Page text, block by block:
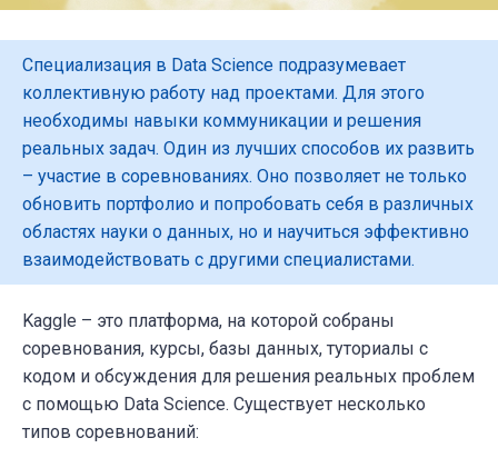
Специализация в Data Science подразумевает
коллективную работу над проектами. Для этого
необходимы навыки коммуникации и решения
реальных задач. Один из лучших способов их развить
– участие в соревнованиях. Оно позволяет не только
обновить портфолио и попробовать себя в различных
областях науки о данных, но и научиться эффективно
взаимодействовать с другими специалистами.
Kaggle – это платформа, на которой собраны
соревнования, курсы, базы данных, туториалы с
кодом и обсуждения для решения реальных проблем
с помощью Data Science. Существует несколько
типов соревнований: